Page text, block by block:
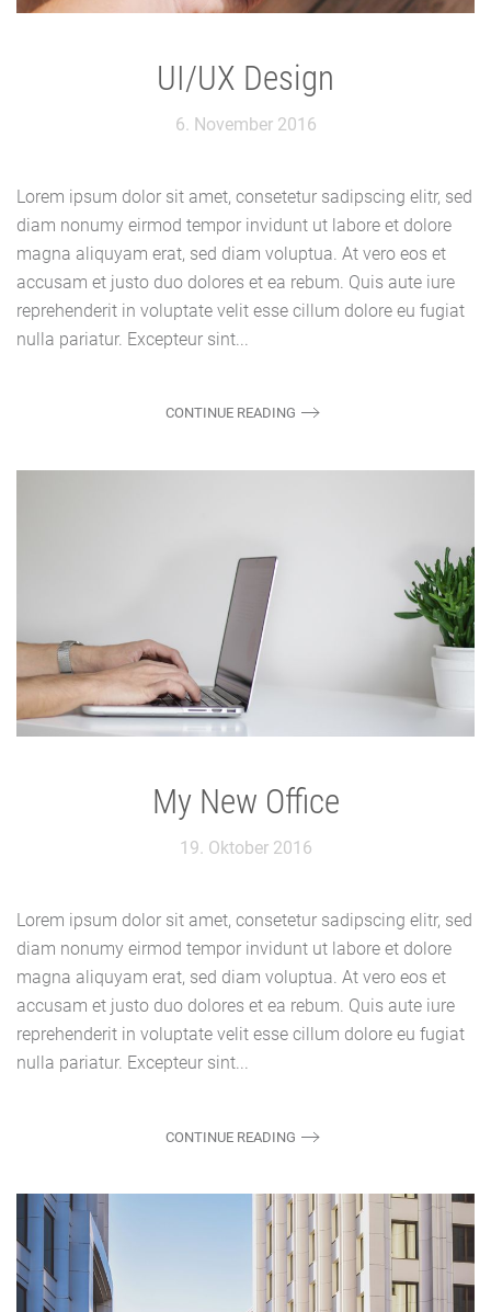
UI/UX Design
6. November 2016
Lorem ipsum dolor sit amet, consetetur sadipscing elitr, sed
diam nonumy eirmod tempor invidunt ut labore et dolore
magna aliquyam erat, sed diam voluptua. At vero eos et
accusam et justo duo dolores et ea rebum. Quis aute iure
reprehenderit in voluptate velit esse cillum dolore eu fugiat
nulla pariatur. Excepteur sint...
CONTINUE READING
My New Office
19. Oktober 2016
Lorem ipsum dolor sit amet, consetetur sadipscing elitr, sed
diam nonumy eirmod tempor invidunt ut labore et dolore
magna aliquyam erat, sed diam voluptua. At vero eos et
accusam et justo duo dolores et ea rebum. Quis aute iure
reprehenderit in voluptate velit esse cillum dolore eu fugiat
nulla pariatur. Excepteur sint...
CONTINUE READING